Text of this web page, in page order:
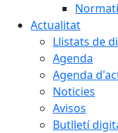
Actualitat
Llistats de
Agenda
Agenda
Noticies
Avisos
Butlletí